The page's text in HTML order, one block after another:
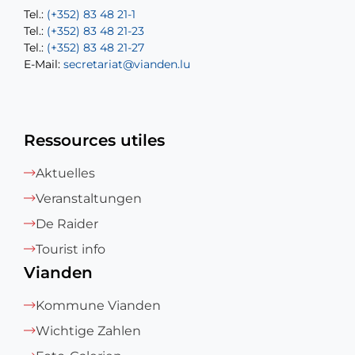
Tel.: (+352) 83 48 21-1
Tel.: (+352) 83 48 21-23
Tel.: (+352) 83 48 21-27
E-Mail: secretariat@vianden.lu
Tel.: (+352) 83 48 21-20
Tel.: (+352) 83 48 21-22
E-Mail:sofia.carvalho@vianden.lu
E-Mail: diane.storn@vianden.lu
Ressources utiles
Aktuelles
Veranstaltungen
De Raider
Tourist info
Vianden
Kommune Vianden
Wichtige Zahlen